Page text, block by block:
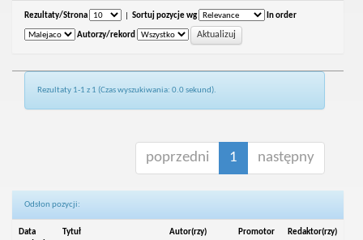
Rezultaty/Strona Sortuj pozycje wg In order
Autorzy/rekord
Rezultaty 1-1 z 1 (Czas wyszukiwania: 0.0 sekund).
poprzedni 1 następny
Odsłon pozycji:
Data Tytuł Autor(rzy) Promotor Redaktor(rzy)